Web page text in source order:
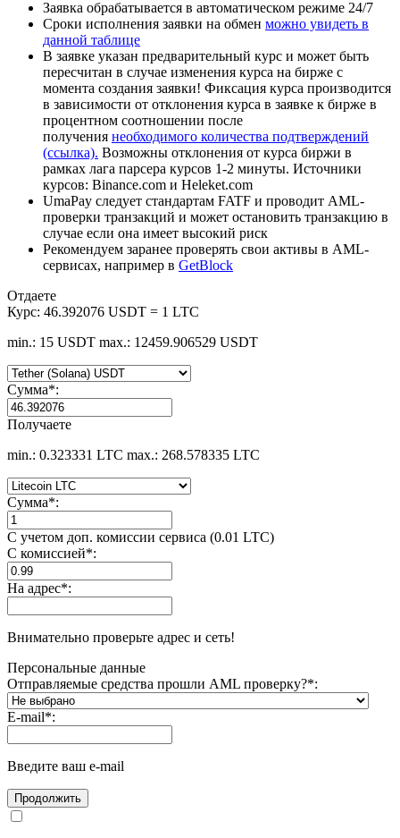
Заявка обрабатывается в автоматическом режиме 24/7
Сроки исполнения заявки на обмен можно увидеть в
данной таблице
В заявке указан предварительный курс и может быть
пересчитан в случае изменения курса на бирже с
момента создания заявки! Фиксация курса производится
в зависимости от отклонения курса в заявке к бирже в
процентном соотношении после
получения необходимого количества подтверждений
(ссылка). Возможны отклонения от курса биржи в
рамках лага парсера курсов 1-2 минуты. Источники
курсов: Binance.com и Heleket.com
UmaPay следует стандартам FATF и проводит AML-
проверки транзакций и может остановить транзакцию в
случае если она имеет высокий риск
Рекомендуем заранее проверять свои активы в AML-
сервисах, например в GetBlock
Отдаете
Курс: 46.392076 USDT = 1 LTC
min.: 15 USDT max.: 12459.906529 USDT
Сумма*:
Получаете
min.: 0.323331 LTC max.: 268.578335 LTC
Сумма*:
С учетом доп. комиссии сервиса (0.01 LTC)
С комиссией*:
На адрес*:
Внимательно проверьте адрес и сеть!
Персональные данные
Отправляемые средства прошли AML проверку?*:
E-mail*:
Введите ваш e-mail